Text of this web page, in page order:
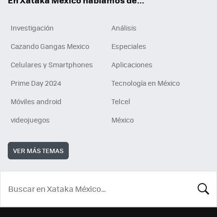
Investigación
Análisis
Cazando Gangas Mexico
Especiales
Celulares y Smartphones
Aplicaciones
Prime Day 2024
Tecnología en México
Móviles android
Telcel
videojuegos
México
VER MÁS TEMAS